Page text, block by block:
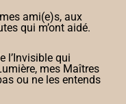
ami(e)s, aux
qui m’ont aidé.
l’Invisible qui
mes Maîtres
ou ne les entends